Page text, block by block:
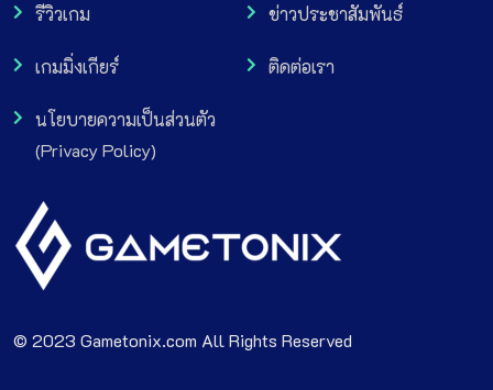
รีวิวเกม ข่าวประชาสัมพันธ์
เกมมิ่งเกียร์ ติดต่อเรา
นโยบายความเป็นส่วนตัว
(Privacy Policy)
© 2023 Gametonix.com All Rights Reserved